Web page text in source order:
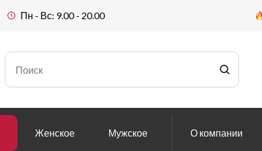
Пн - Вс: 9.00 - 20.00
Женское Мужское О компании